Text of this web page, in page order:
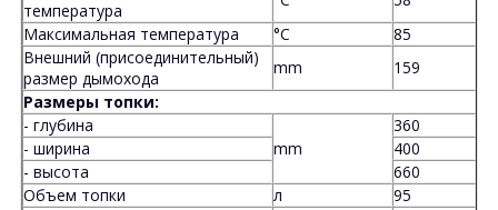
температура
Максимальная температура
°C
85
Внешний (присоединительный)
размер дымохода
mm
159
Размеры топки:
- глубина
mm
360
- ширина
400
- высота
660
Объем топки
л
95